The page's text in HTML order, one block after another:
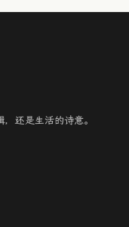
还是生活的诗意。